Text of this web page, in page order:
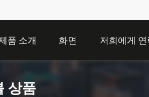
품 소개 화면 저희에게
상품